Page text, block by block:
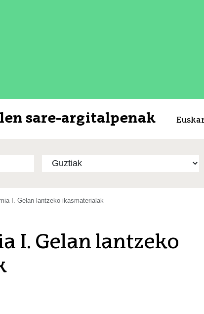
sare-argitalpenak
I. Gelan lantzeko ikasmaterialak
I. Gelan lantzeko